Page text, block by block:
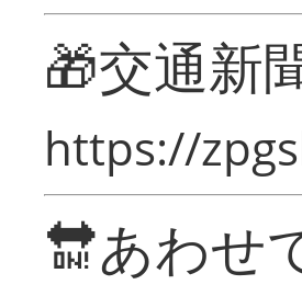
🎁交通
https://
🔛あわせ